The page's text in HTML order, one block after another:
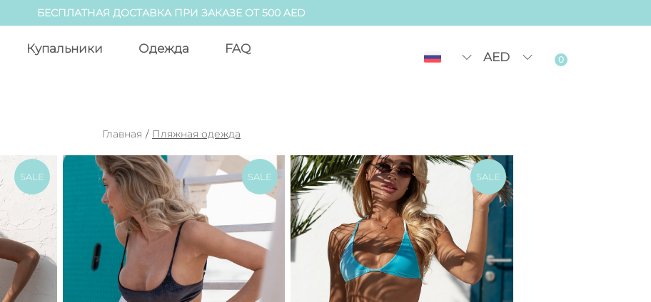
БЕСПЛАТНАЯ ДОСТАВКА ПРИ ЗАКАЗЕ ОТ 500 AED
Купальники Одежда
FAQ
AED 0
Главная / Пляжная одежда
SALE SALE SALE